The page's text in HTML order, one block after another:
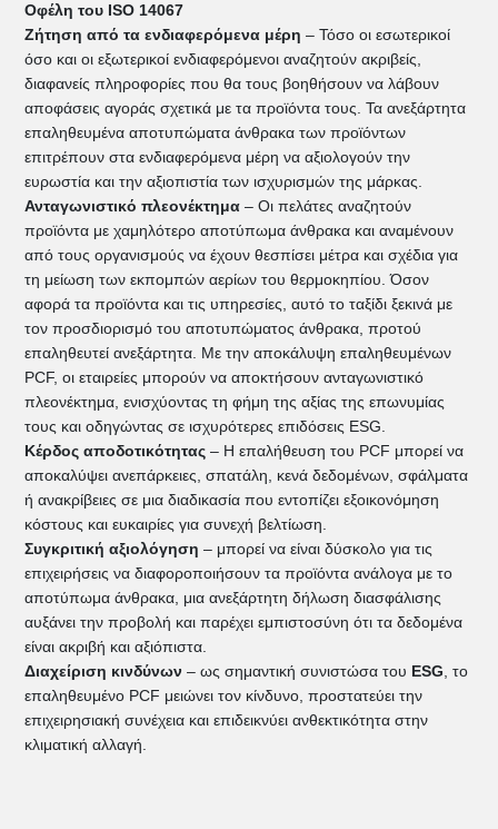
Οφέλη του ISO 14067
Ζήτηση από τα ενδιαφερόμενα μέρη – Τόσο οι εσωτερικοί
όσο και οι εξωτερικοί ενδιαφερόμενοι αναζητούν ακριβείς,
διαφανείς πληροφορίες που θα τους βοηθήσουν να λάβουν
αποφάσεις αγοράς σχετικά με τα προϊόντα τους. Τα ανεξάρτητα
επαληθευμένα αποτυπώματα άνθρακα των προϊόντων
επιτρέπουν στα ενδιαφερόμενα μέρη να αξιολογούν την
ευρωστία και την αξιοπιστία των ισχυρισμών της μάρκας.
Ανταγωνιστικό πλεονέκτημα – Οι πελάτες αναζητούν
προϊόντα με χαμηλότερο αποτύπωμα άνθρακα και αναμένουν
από τους οργανισμούς να έχουν θεσπίσει μέτρα και σχέδια για
τη μείωση των εκπομπών αερίων του θερμοκηπίου. Όσον
αφορά τα προϊόντα και τις υπηρεσίες, αυτό το ταξίδι ξεκινά με
τον προσδιορισμό του αποτυπώματος άνθρακα, προτού
επαληθευτεί ανεξάρτητα. Με την αποκάλυψη επαληθευμένων
PCF, οι εταιρείες μπορούν να αποκτήσουν ανταγωνιστικό
πλεονέκτημα, ενισχύοντας τη φήμη της αξίας της επωνυμίας
τους και οδηγώντας σε ισχυρότερες επιδόσεις ESG.
Κέρδος αποδοτικότητας – Η επαλήθευση του PCF μπορεί να
αποκαλύψει ανεπάρκειες, σπατάλη, κενά δεδομένων, σφάλματα
ή ανακρίβειες σε μια διαδικασία που εντοπίζει εξοικονόμηση
κόστους και ευκαιρίες για συνεχή βελτίωση.
Συγκριτική αξιολόγηση – μπορεί να είναι δύσκολο για τις
επιχειρήσεις να διαφοροποιήσουν τα προϊόντα ανάλογα με το
αποτύπωμα άνθρακα, μια ανεξάρτητη δήλωση διασφάλισης
αυξάνει την προβολή και παρέχει εμπιστοσύνη ότι τα δεδομένα
είναι ακριβή και αξιόπιστα.
Διαχείριση κινδύνων – ως σημαντική συνιστώσα του ESG , το
επαληθευμένο PCF μειώνει τον κίνδυνο, προστατεύει την
επιχειρησιακή συνέχεια και επιδεικνύει ανθεκτικότητα στην
κλιματική αλλαγή.